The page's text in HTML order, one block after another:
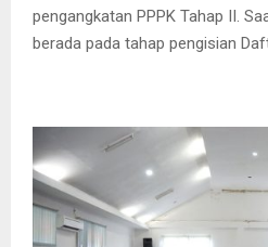
pengangkatan PPPK Tahap II.
berada pada tahap pengisian